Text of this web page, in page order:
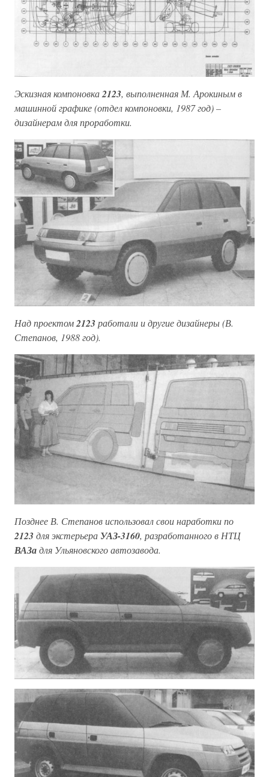
Эскизная компоновка2123, выполненная М. Арокиным в
машинной графике (отдел компоновки, 1987 год) –
дизайнерам для проработки.
Над проектом2123 работали и другие дизайнеры (В.
Степанов, 1988 год).
Позднее В. Степанов использовал свои наработки по
2123 для экстерьера УАЗ-3160, разработанного в НТЦ
ВАЗадля Ульяновского автозавода.